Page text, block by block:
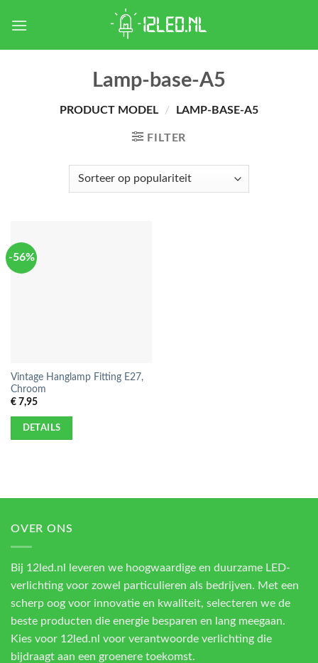
Lamp-base-A5
PRODUCT MODEL / LAMP-BASE-A5
FILTER
-56%
Vintage Hanglamp Fitting E27,
Chroom
€7,95
DETAILS
OVER ONS
Bij 12led.nl leveren we hoogwaardige en duurzame LED-
verlichting voor zowel particulieren als bedrijven. Met een
scherp oog voor innovatie en kwaliteit, selecteren we de
beste producten die energie besparen en lang meegaan.
Kies voor 12led.nl voor verantwoorde verlichting die
bijdraagt aan een groenere toekomst.